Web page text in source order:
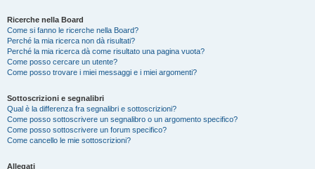
Ricerche nella Board
Come si fanno le ricerche nella Board?
Perché la mia ricerca non dà risultati?
Perché la mia ricerca dà come risultato una pagina vuota?
Come posso cercare un utente?
Come posso trovare i miei messaggi e i miei argomenti?
Sottoscrizioni e segnalibri
Qual è la differenza fra segnalibri e sottoscrizioni?
Come posso sottoscrivere un segnalibro o un argomento specifico?
Come posso sottoscrivere un forum specifico?
Come cancello le mie sottoscrizioni?
Allegati